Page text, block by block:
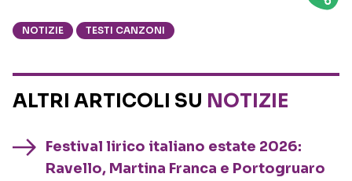
NOTIZIE TESTI CANZONI
ALTRI ARTICOLI SU NOTIZIE
Festival lirico italiano estate 2026:
Ravello, Martina Franca e Portogruaro